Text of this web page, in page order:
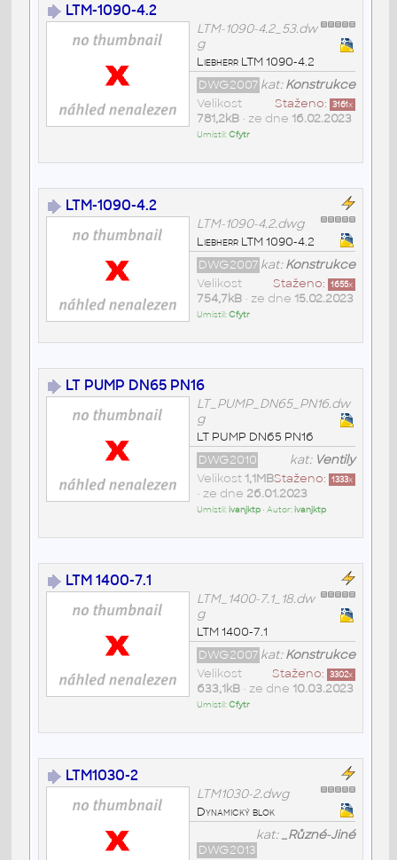
LTM-1090-4.2
LTM-1090-4.2_53.dw
g
Liebherr LTM 1090-4.2
kat:Konstrukce
DWG2007
Staženo: 3161x
Velikost
781,2kB• ze dne 16.02.2023
Umístil:Cfytr
LTM-1090-4.2
LTM-1090-4.2.dwg
Liebherr LTM 1090-4.2
kat:Konstrukce
DWG2007
Staženo: 1655x
Velikost
754,7kB• ze dne 15.02.2023
Umístil:Cfytr
LT PUMP DN65 PN16
LT_PUMP_DN65_PN16.dw
g
LT PUMP DN65 PN16
kat: Ventily
DWG2010
Staženo: 1333x
Velikost 1,1MB
• ze dne 26.01.2023
Umístil:ivanjktp• Autor:ivanjktp
LTM 1400-7.1
LTM_1400-7.1_18.dw
g
LTM 1400-7.1
kat:Konstrukce
DWG2007
Staženo: 3302x
Velikost
633,1kB• ze dne 10.03.2023
Umístil:Cfytr
LTM1030-2
LTM1030-2.dwg
Dynamický blok
kat:_Různé-Jiné
DWG2013